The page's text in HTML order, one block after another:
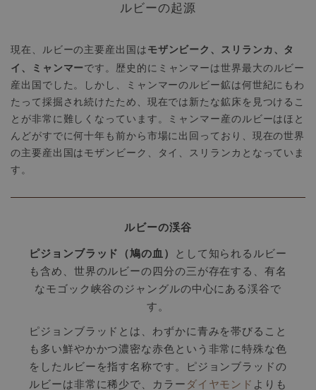
ルビーの起源
現在、ルビーの主要産出国は モザンビーク、スリランカ、タ
イ、ミャンマーです。歴史的にミャンマーは世界最大のルビー
産出国でした。しかし、ミャンマーのルビー鉱は何世紀にもわ
たって採掘され続けたため、現在では新たな鉱床を見つけるこ
とが非常に難しくなっています。ミャンマー産のルビーはほと
んどがすでに何十年も前から市場に出回っており、現在の世界
の主要産出国はモザンビーク、タイ、スリランカとなっていま
す。
ルビーの渓谷
ピジョンブラッド（鳩の血）
として知られるルビー
も含め、世界のルビーの四分の三が存在する、有名
なモゴック峡谷のジャングルの中心にある渓谷で
す。
ピジョンブラッドとは、わずかに青みを帯びること
も多い鮮やかかつ濃密な赤色という非常に特殊な色
をしたルビーを指す名称です。ピジョンブラッドの
ルビーは非常に稀少で、カラー ダイヤモンド よりも